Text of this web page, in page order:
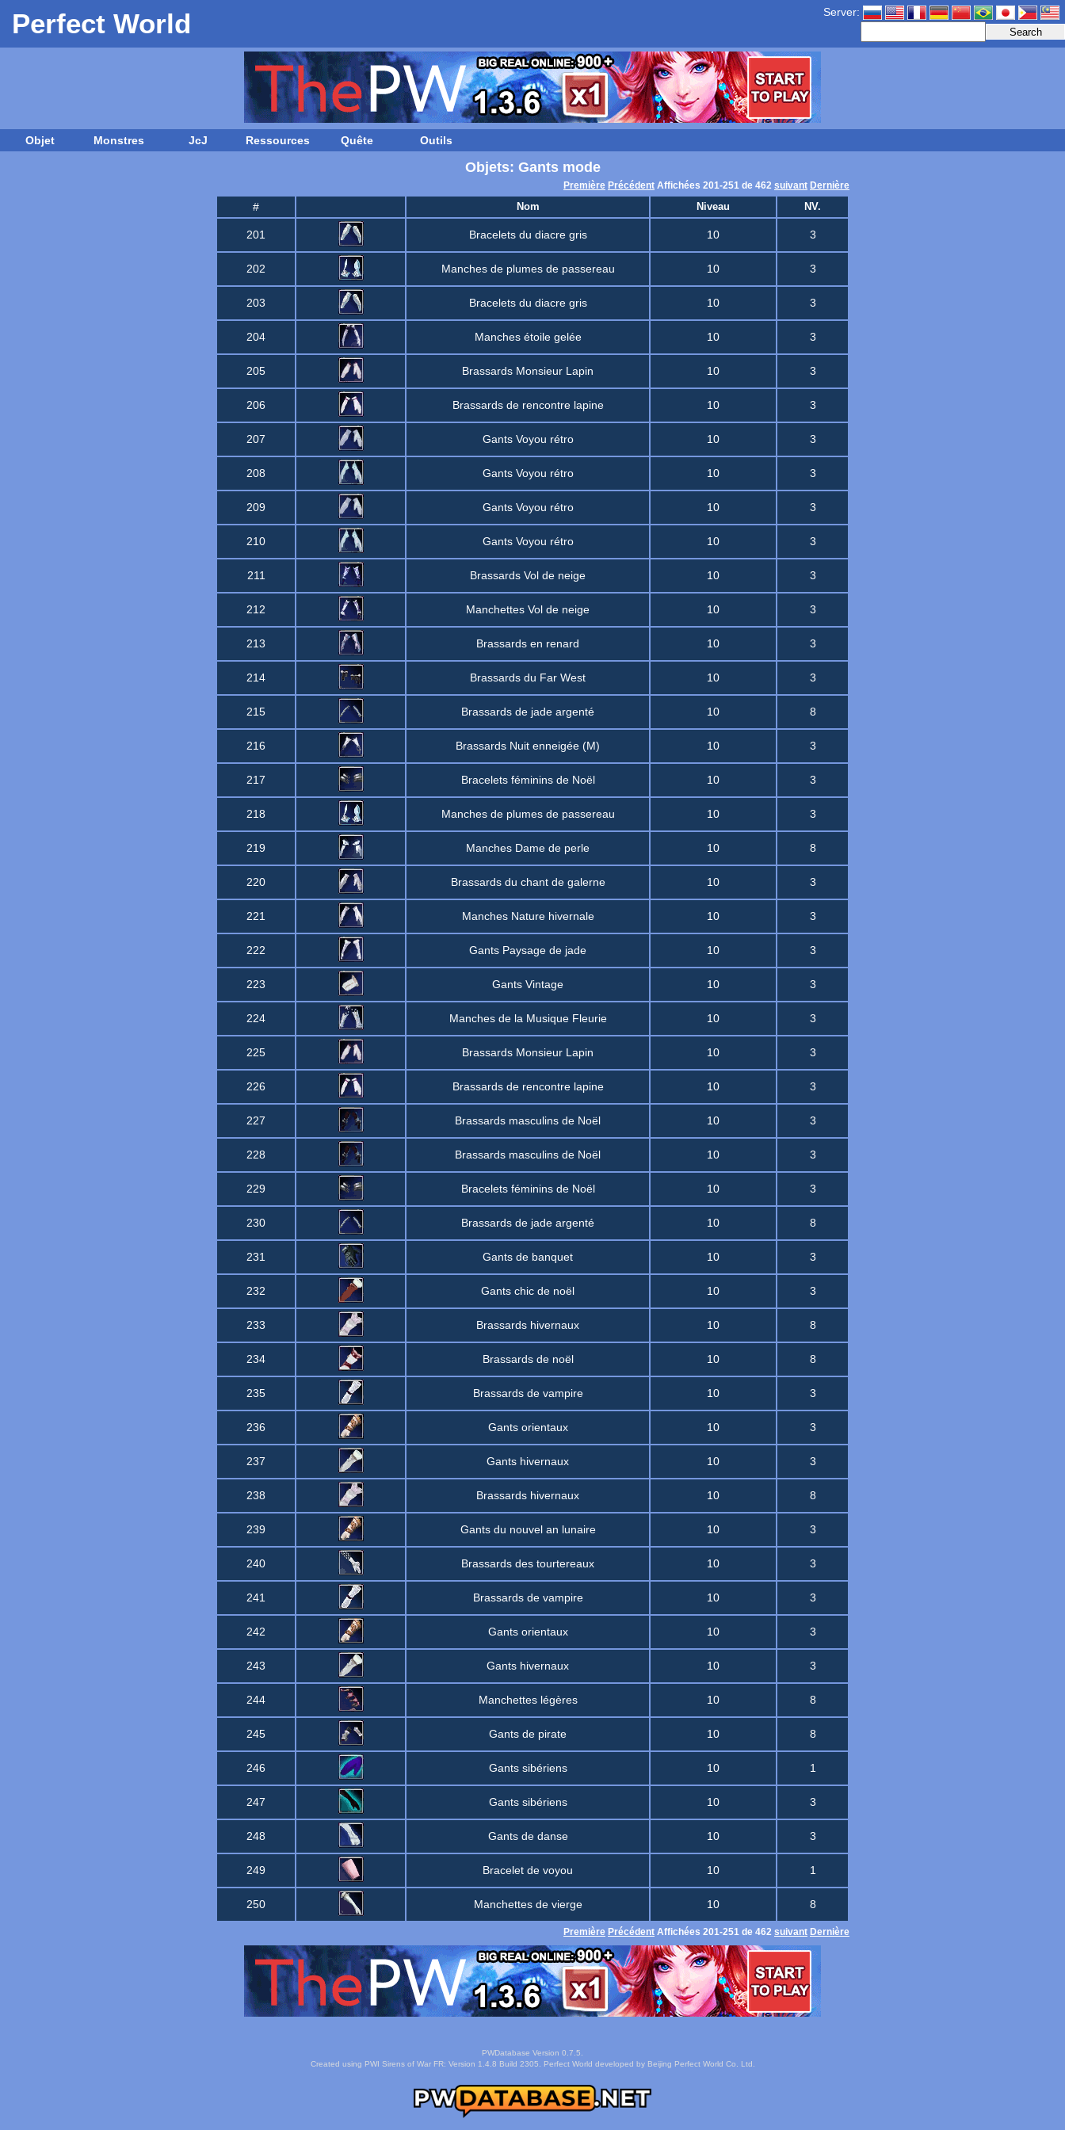
Perfect World Server:
Objet Monstres JcJ Ressources Quête Outils
Objets: Gants mode
Première Précédent Affichées 201-251 de 462 suivant Dernière
# Nom Niveau NV.
201 Bracelets du diacre gris 10 3
202 Manches de plumes de passereau 10 3
203 Bracelets du diacre gris 10 3
204 Manches étoile gelée 10 3
205 Brassards Monsieur Lapin 10 3
206 Brassards de rencontre lapine 10 3
207 Gants Voyou rétro 10 3
208 Gants Voyou rétro 10 3
209 Gants Voyou rétro 10 3
210 Gants Voyou rétro 10 3
211 Brassards Vol de neige 10 3
212 Manchettes Vol de neige 10 3
213 Brassards en renard 10 3
214 Brassards du Far West 10 3
215 Brassards de jade argenté 10 8
216 Brassards Nuit enneigée (M) 10 3
217 Bracelets féminins de Noël 10 3
218 Manches de plumes de passereau 10 3
219 Manches Dame de perle 10 8
220 Brassards du chant de galerne 10 3
221 Manches Nature hivernale 10 3
222 Gants Paysage de jade 10 3
223 Gants Vintage 10 3
224 Manches de la Musique Fleurie 10 3
225 Brassards Monsieur Lapin 10 3
226 Brassards de rencontre lapine 10 3
227 Brassards masculins de Noël 10 3
228 Brassards masculins de Noël 10 3
229 Bracelets féminins de Noël 10 3
230 Brassards de jade argenté 10 8
231 Gants de banquet 10 3
232 Gants chic de noël 10 3
233 Brassards hivernaux 10 8
234 Brassards de noël 10 8
235 Brassards de vampire 10 3
236 Gants orientaux 10 3
237 Gants hivernaux 10 3
238 Brassards hivernaux 10 8
239 Gants du nouvel an lunaire 10 3
240 Brassards des tourtereaux 10 3
241 Brassards de vampire 10 3
242 Gants orientaux 10 3
243 Gants hivernaux 10 3
244 Manchettes légères 10 8
245 Gants de pirate 10 8
246 Gants sibériens 10 1
247 Gants sibériens 10 3
248 Gants de danse 10 3
249 Bracelet de voyou 10 1
250 Manchettes de vierge 10 8
Première Précédent Affichées 201-251 de 462 suivant Dernière
PWDatabase Version 0.7.5.
Created using PWI Sirens of War FR: Version 1.4.8 Build 2305. Perfect World developed by Beijing Perfect World Co. Ltd.